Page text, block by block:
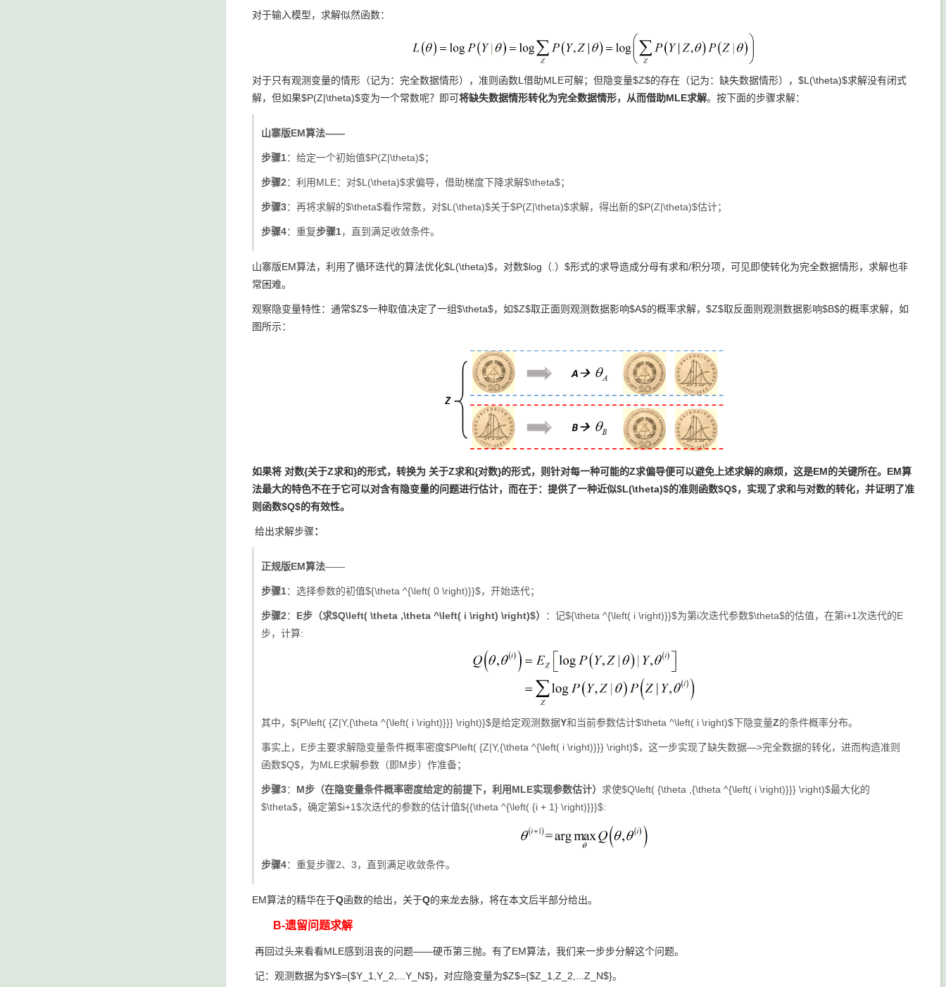
对于输入模型，求解似然函数：
对于只有观测变量的情形（记为：完全数据情形），准则函数L借助MLE可解；但隐变量$Z$的存在（记为：缺失数据情形），$L(\theta)$求解没有闭式
解，但如果$P(Z|\theta)$变为一个常数呢？即可将缺失数据情形转化为完全数据情形，从而借助MLE求解。按下面的步骤求解：
山寨版EM算法——
步骤1：给定一个初始值$P(Z|\theta)$；
步骤2：利用MLE：对$L(\theta)$求偏导，借助梯度下降求解$\theta$；
步骤3：再将求解的$\theta$看作常数，对$L(\theta)$关于$P(Z|\theta)$求解，得出新的$P(Z|\theta)$估计；
步骤4：重复步骤1，直到满足收敛条件。
山寨版EM算法，利用了循环迭代的算法优化$L(\theta)$，对数$log（.）$形式的求导造成分母有求和/积分项，可见即使转化为完全数据情形，求解也非
常困难。
观察隐变量特性：通常$Z$一种取值决定了一组$\theta$，如$Z$取正面则观测数据影响$A$的概率求解，$Z$取反面则观测数据影响$B$的概率求解，如
图所示：
如果将 对数{关于Z求和}的形式，转换为 关于Z求和{对数}的形式，则针对每一种可能的Z求偏导便可以避免上述求解的麻烦，这是EM的关键所在。EM算
法最大的特色不在于它可以对含有隐变量的问题进行估计，而在于：提供了一种近似$L(\theta)$的准则函数$Q$，实现了求和与对数的转化，并证明了准
则函数$Q$的有效性。
给出求解步骤：
正规版EM算法——
步骤1：选择参数的初值${\theta ^{\left( 0 \right)}}$，开始迭代；
步骤2： E步（求$Q\left( \theta ,\theta ^\left( i \right) \right)$）
：记${\theta ^{\left( i \right)}}$为第i次迭代参数$\theta$的估值，在第i+1次迭代的E
步，计算:
其中，${P\left( {Z|Y,{\theta ^{\left( i \right)}}} \right)}$是给定观测数据Y和当前参数估计$\theta ^\left( i \right)$下隐变量Z的条件概率分布。
事实上，E步主要求解隐变量条件概率密度$P\left( {Z|Y,{\theta ^{\left( i \right)}}} \right)$，这一步实现了缺失数据—>完全数据的转化，进而构造准则
函数$Q$，为MLE求解参数（即M步）作准备；
步骤3： M步（在隐变量条件概率密度给定的前提下，利用MLE实现参数估计） 求使$Q\left( {\theta ,{\theta ^{\left( i \right)}}} \right)$最大化的
$\theta$，确定第$i+1$次迭代的参数的估计值${{\theta ^{\left( {i + 1} \right)}}}$:
步骤4：重复步骤2、3，直到满足收敛条件。
EM算法的精华在于Q函数的给出，关于Q的来龙去脉，将在本文后半部分给出。
B-遗留问题求解
再回过头来看看MLE感到沮丧的问题——硬币第三抛。有了EM算法，我们来一步步分解这个问题。
记：观测数据为$Y$={$Y_1,Y_2,...Y_N$}，对应隐变量为$Z$={$Z_1,Z_2,...Z_N$}。